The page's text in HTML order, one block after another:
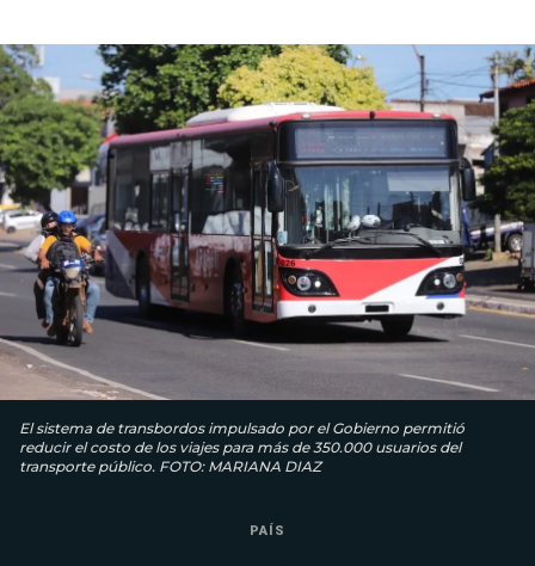
El sistema de transbordos impulsado por el Gobierno permitió
reducir el costo de los viajes para más de 350.000 usuarios del
transporte público. FOTO: MARIANA DIAZ
PAÍS